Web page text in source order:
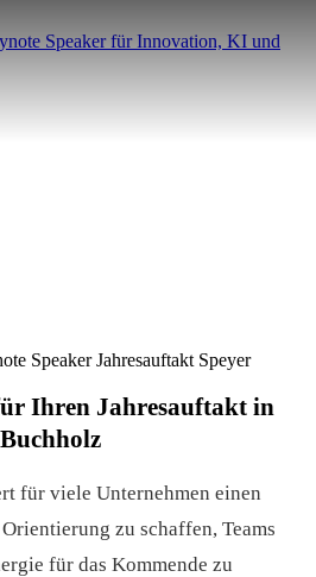
Ihren Jahresauftakt in
für viele Unternehmen einen
zu schaffen, Teams
für das Kommende zu